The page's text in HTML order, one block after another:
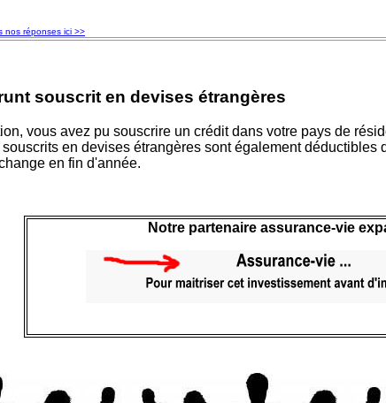
nos réponses ici >>
souscrit en devises étrangères
vous avez pu souscrire un crédit dans votre pays de
souscrits en devises étrangères sont également
en fin d'année.
Notre partenaire assurance-vie